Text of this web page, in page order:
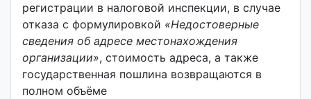
регистрации в налоговой инспекции, в случае
отказа с формулировкой «Недостоверные
сведения об адресе местонахождения
организации», стоимость адреса, а также
государственная пошлина возвращаются в
полном объёме